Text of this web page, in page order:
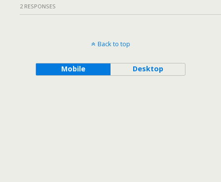
2 RESPONSES
Back to top
Mobile Desktop